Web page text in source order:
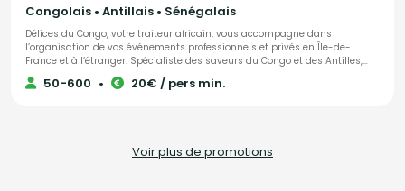
Congolais • Antillais • Sénégalais
Délices du Congo, votre traiteur africain, vous accompagne dans
l’organisation de vos événements professionnels et privés en Île-de-
France et à l’étranger. Spécialiste des saveurs du Congo et des Antilles,
nous mettons également à l’honneur les délices culinaires de toute
l’Afrique. Notre objectif : faire de votre projet une réussite totale, en vous
50-600 • 20€ / pers min.
Voir plus de promotions